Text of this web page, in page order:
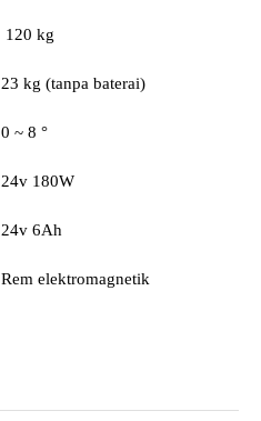
120 kg
23 kg (tanpa baterai)
0 ~ 8 °
24v 180W
24v 6Ah
Rem elektromagnetik